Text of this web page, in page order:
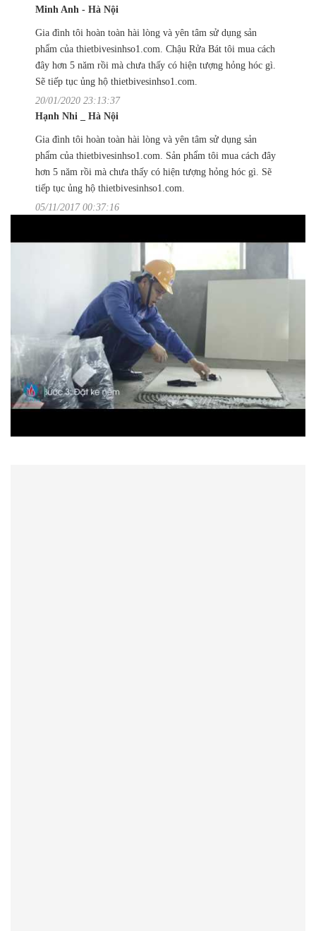
Minh Anh - Hà Nội
Gia đình tôi hoàn toàn hài lòng và yên tâm sử dụng sản
phẩm của thietbivesinhso1.com. Chậu Rửa Bát tôi mua cách
đây hơn 5 năm rồi mà chưa thấy có hiện tượng hỏng hóc gì.
Sẽ tiếp tục ủng hộ thietbivesinhso1.com.
20/01/2020 23:13:37
Hạnh Nhi _ Hà Nội
Gia đình tôi hoàn toàn hài lòng và yên tâm sử dụng sản
phẩm của thietbivesinhso1.com. Sản phẩm tôi mua cách đây
hơn 5 năm rồi mà chưa thấy có hiện tượng hỏng hóc gì. Sẽ
tiếp tục ủng hộ thietbivesinhso1.com.
05/11/2017 00:37:16